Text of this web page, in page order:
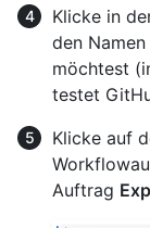
Klicke in
den
möchtest
testet
Klicke auf
Auftrag